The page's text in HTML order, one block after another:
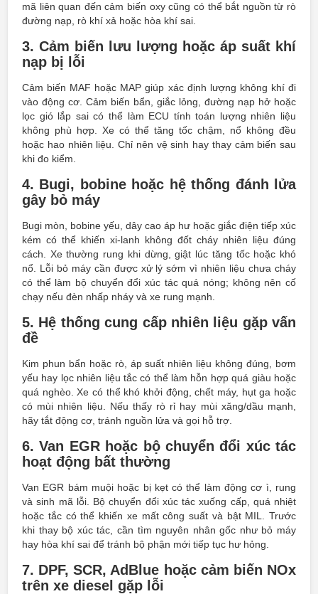
mã liên quan đến cảm biến oxy cũng có thể bắt nguồn từ rò
đường nạp, rò khí xả hoặc hòa khí sai.
3. Cảm biến lưu lượng hoặc áp suất khí
nạp bị lỗi
Cảm biến MAF hoặc MAP giúp xác định lượng không khí đi
vào động cơ. Cảm biến bẩn, giắc lỏng, đường nạp hở hoặc
lọc gió lắp sai có thể làm ECU tính toán lượng nhiên liệu
không phù hợp. Xe có thể tăng tốc chậm, nổ không đều
hoặc hao nhiên liệu. Chỉ nên vệ sinh hay thay cảm biến sau
khi đo kiểm.
4. Bugi, bobine hoặc hệ thống đánh lửa
gây bỏ máy
Bugi mòn, bobine yếu, dây cao áp hư hoặc giắc điện tiếp xúc
kém có thể khiến xi-lanh không đốt cháy nhiên liệu đúng
cách. Xe thường rung khi dừng, giật lúc tăng tốc hoặc khó
nổ. Lỗi bỏ máy cần được xử lý sớm vì nhiên liệu chưa cháy
có thể làm bộ chuyển đổi xúc tác quá nóng; không nên cố
chạy nếu đèn nhấp nháy và xe rung mạnh.
5. Hệ thống cung cấp nhiên liệu gặp vấn
đề
Kim phun bẩn hoặc rò, áp suất nhiên liệu không đúng, bơm
yếu hay lọc nhiên liệu tắc có thể làm hỗn hợp quá giàu hoặc
quá nghèo. Xe có thể khó khởi động, chết máy, hụt ga hoặc
có mùi nhiên liệu. Nếu thấy rò rỉ hay mùi xăng/dầu mạnh,
hãy tắt động cơ, tránh nguồn lửa và gọi hỗ trợ.
6. Van EGR hoặc bộ chuyển đổi xúc tác
hoạt động bất thường
Van EGR bám muội hoặc bị kẹt có thể làm động cơ ì, rung
và sinh mã lỗi. Bộ chuyển đổi xúc tác xuống cấp, quá nhiệt
hoặc tắc có thể khiến xe mất công suất và bật MIL. Trước
khi thay bộ xúc tác, cần tìm nguyên nhân gốc như bỏ máy
hay hòa khí sai để tránh bộ phận mới tiếp tục hư hỏng.
7. DPF, SCR, AdBlue hoặc cảm biến NOx
trên xe diesel gặp lỗi